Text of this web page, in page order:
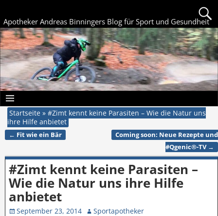
Apotheker Andreas Binningers Blog für Sport und Gesundheit
Startseite » #Zimt kennt keine Parasiten – Wie die Natur uns
ihre Hilfe anbietet
Artikelnavigation
← Fit wie ein Bär
Coming soon: Neue Rezepte und
#Qgenic®-TV →
#Zimt kennt keine Parasiten –
Wie die Natur uns ihre Hilfe
anbietet
September 23, 2014
Sportapotheker